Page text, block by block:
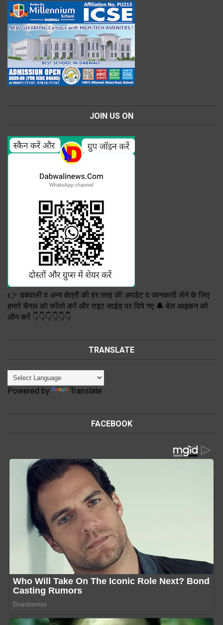
JOIN US ON
👉 डबवाली व अन्य क्षेत्रों की हर तरह की अपडेट व जानकारी लेने के लिए
हमारे चैनल को फॉलो करें और राइट साईड पर दिये गए 🔔 बेल आइकन को
ऑन करें 👇👇👇👇👇👇
TRANSLATE
Powered by Translate
FACEBOOK